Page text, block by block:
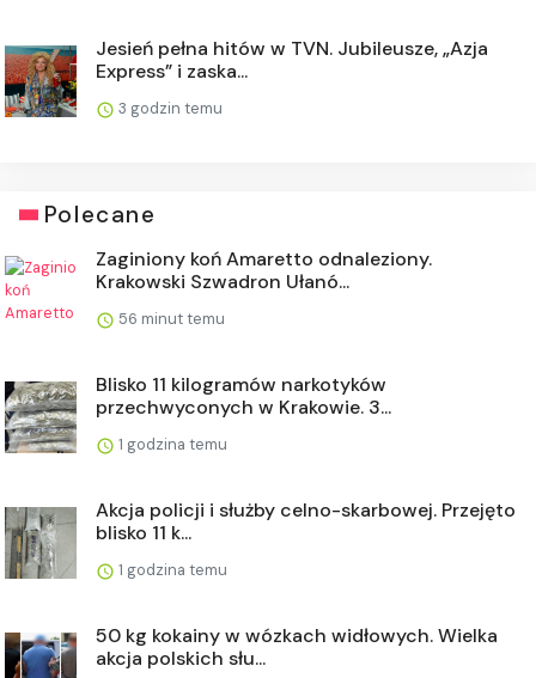
Jesień pełna hitów w TVN. Jubileusze, „Azja
Express” i zaska...
3 godzin temu
Polecane
Zaginiony koń Amaretto odnaleziony.
Krakowski Szwadron Ułanó...
56 minut temu
Blisko 11 kilogramów narkotyków
przechwyconych w Krakowie. 3...
1 godzina temu
Akcja policji i służby celno-skarbowej. Przejęto
blisko 11 k...
1 godzina temu
50 kg kokainy w wózkach widłowych. Wielka
akcja polskich słu...